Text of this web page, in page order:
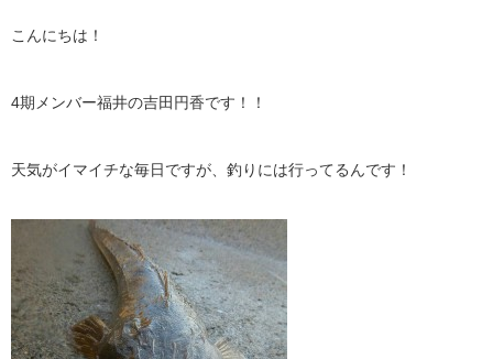
こんにちは！
4期メンバー福井の吉田円香です！！
天気がイマイチな毎日ですが、釣りには行ってるんです！